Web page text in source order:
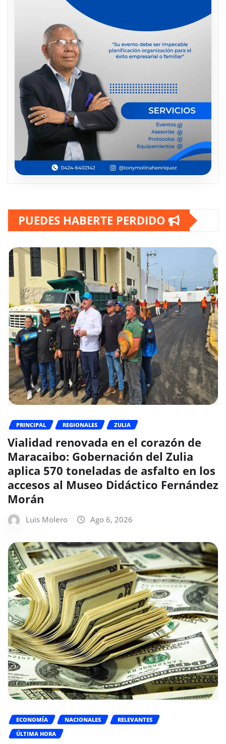
PUEDES HABERTE PERDIDO
PRINCIPAL REGIONALES ZULIA
Vialidad renovada en el corazón de
Maracaibo: Gobernación del Zulia
aplica 570 toneladas de asfalto en los
accesos al Museo Didáctico Fernández
Morán
Luis Molero Ago 6, 2026
ECONOMÍA NACIONALES
RELEVANTES
ÚLTIMA HORA